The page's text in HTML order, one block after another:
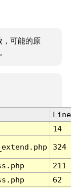
，可能的原
Line
14
324
211
62